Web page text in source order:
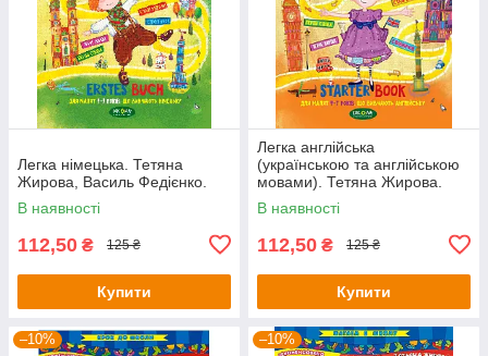
Легка німецька. Тетяна
Жирова, Василь Федієнко.
В наявності
112,50 ₴ 125 ₴
Купити
Легка англійська
(українською та англійською
мовами). Тетяна Жирова.
Василь Федієнко
В наявності
112,50 ₴ 125 ₴
Купити
–10% –10%